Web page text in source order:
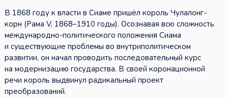
В 1868 году к власти в Сиаме пришёл король Чулалонг-
корн (Рама V, 1868–1910 годы). Осознавая всю сложность
международно-политического положения Сиама
и существующие проблемы во внутриполитическом
развитии, он начал проводить последовательный курс
на модернизацию государства. В своей коронационной
речи король выдвинул радикальный проект
преобразований.